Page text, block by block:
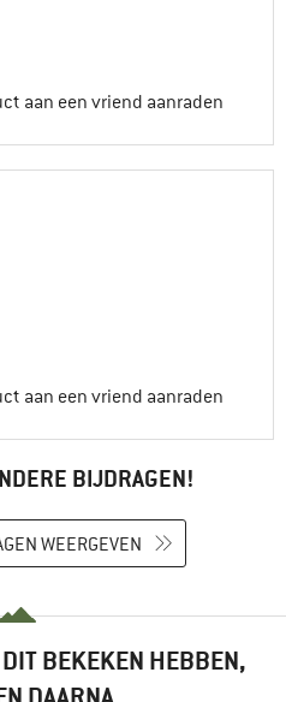
aan een vriend aanraden
aan een vriend aanraden
BIJDRAGEN!
WEERGEVEN
BEKEKEN HEBBEN,